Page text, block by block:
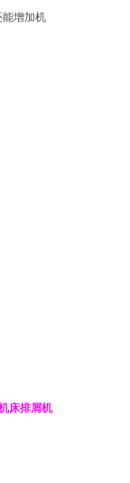
能增加机
床排屑机